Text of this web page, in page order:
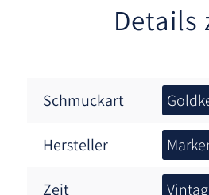
Details
Schmuckart
Hersteller
Zeit